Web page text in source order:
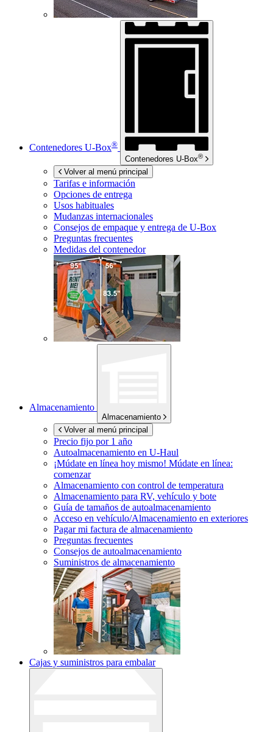
Contenedores U-Box®
Contenedores U-Box®
Volver al menú principal
Tarifas e información
Opciones de entrega
Usos habituales
Mudanzas internacionales
Consejos de empaque y entrega de U-Box
Preguntas frecuentes
Medidas del contenedor
Almacenamiento
Almacenamiento
Volver al menú principal
Precio fijo por 1 año
Autoalmacenamiento en U-Haul
¡Múdate en línea hoy mismo! Múdate en línea:
comenzar
Almacenamiento con control de temperatura
Almacenamiento para RV, vehículo y bote
Guía de tamaños de autoalmacenamiento
Acceso en vehículo/Almacenamiento en exteriores
Pagar mi factura de almacenamiento
Preguntas frecuentes
Consejos de autoalmacenamiento
Suministros de almacenamiento
Cajas y suministros para embalar